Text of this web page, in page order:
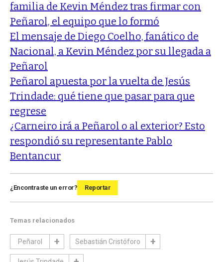
familia de Kevin Méndez tras firmar con
Peñarol, el equipo que lo formó
El mensaje de Diego Coelho, fanático de
Nacional, a Kevin Méndez por su llegada a
Peñarol
Peñarol apuesta por la vuelta de Jesús
Trindade: qué tiene que pasar para que
regrese
¿Carneiro irá a Peñarol o al exterior? Esto
respondió su representante Pablo
Bentancur
¿Encontraste un error? Reportar
Temas relacionados
Peñarol Sebastián Cristóforo